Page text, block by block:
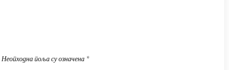
Неопходна поља су означена *